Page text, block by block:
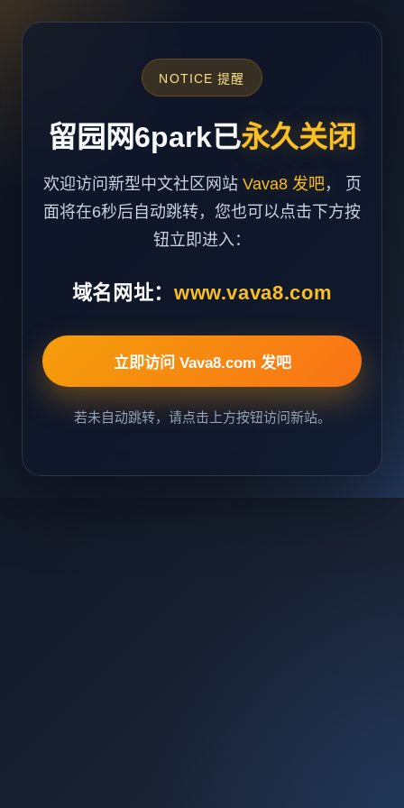
NOTICE 提醒
留园网6park已永久关闭
欢迎访问新型中文社区网站 Vava8 发吧， 页
面将在6秒后自动跳转，您也可以点击下方按
钮立即进入：
域名网址： www.vava8.com
立即访问 Vava8.com 发吧
若未自动跳转，请点击上方按钮访问新站。